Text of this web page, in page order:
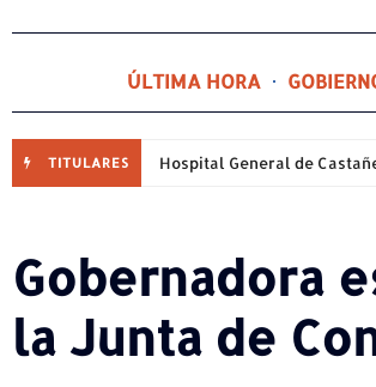
ÚLTIMA HORA
TITULARES
Gobernadora
la Junta de